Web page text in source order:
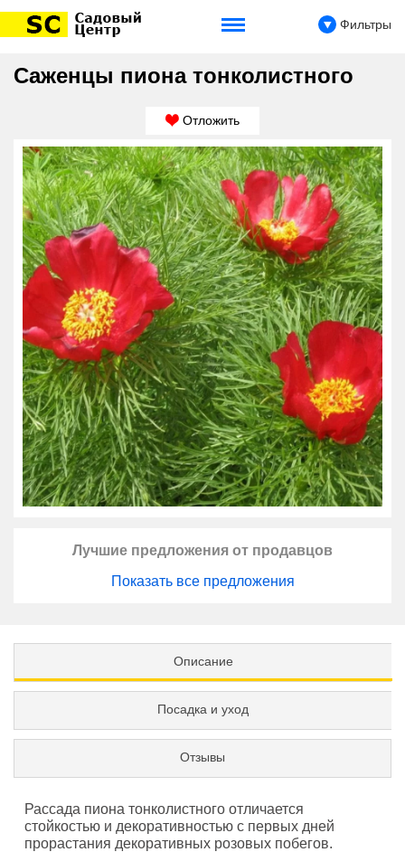
Фильтры
Саженцы пиона тонколистного
Отложить
Лучшие предложения от продавцов
Показать все предложения
Описание
Посадка и уход
Отзывы
Рассада пиона тонколистного отличается
стойкостью и декоративностью с первых дней
прорастания декоративных розовых побегов.